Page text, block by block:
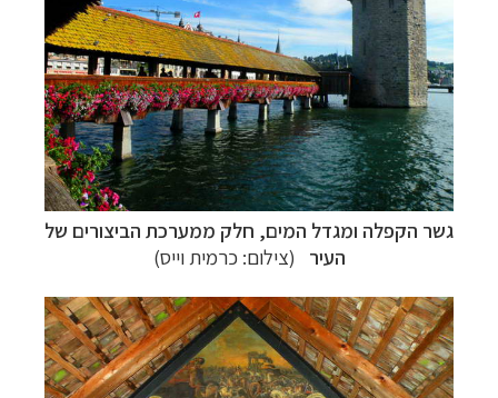
גשר הקפלה ומגדל המים, חלק ממערכת הביצורים של
העיר
(צילום: כרמית וייס)